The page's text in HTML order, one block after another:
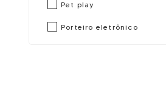
Pet play
Porteiro eletrônico